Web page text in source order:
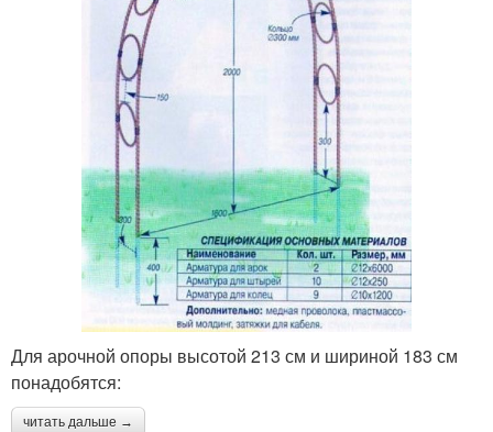
Для арочной опоры высотой 213 см и шириной 183 см
понадобятся:
читать дальше →